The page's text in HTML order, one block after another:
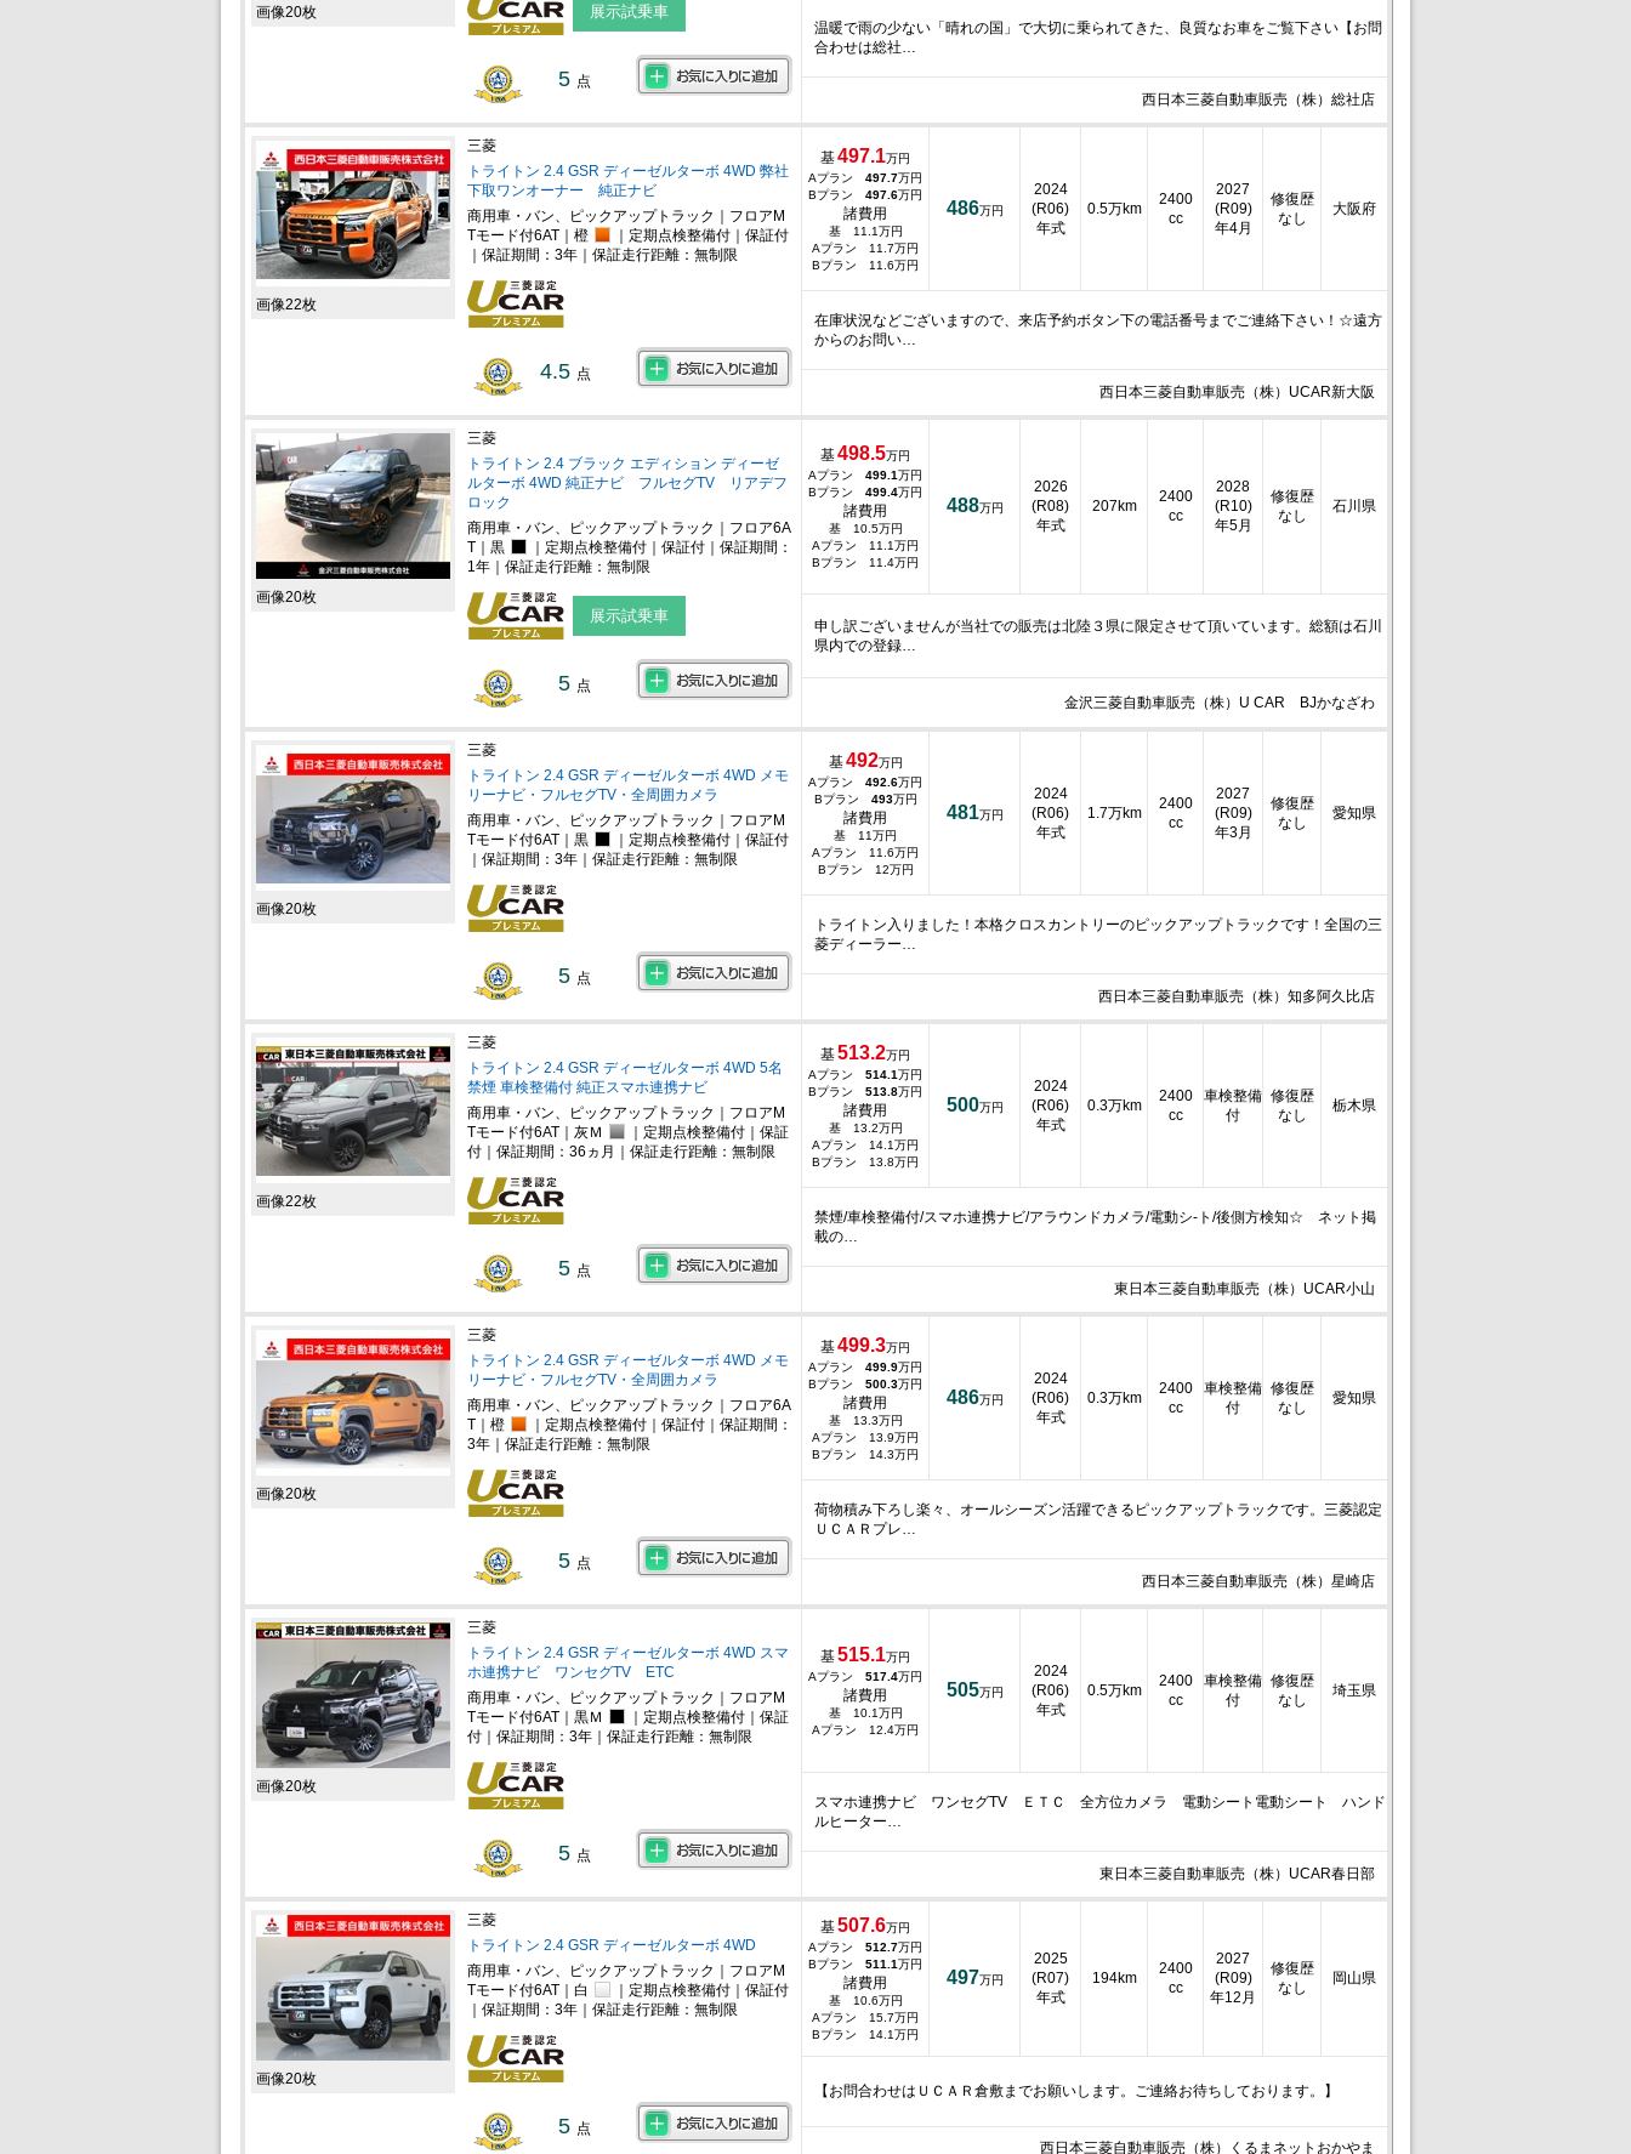
画像20枚 展示試乗車
5 点
温暖で雨の少ない「晴れの国」で大切に乗られてきた、良質なお車をご覧下さい【お問
合わせは総社…
西日本三菱自動車販売（株）総社店
画像22枚
三菱
トライトン 2.4 GSR ディーゼルターボ 4WD 弊社
下取ワンオーナー 純正ナビ
商用車・バン、ピックアップトラック｜フロアM
Tモード付6AT｜橙
｜定期点検整備付｜保証付
｜保証期間：3年｜保証走行距離：無制限
4.5 点
基497.1万円
Aプラン 497.7万円
Bプラン 497.6万円
諸費用
基 11.1万円
Aプラン 11.7万円
Bプラン 11.6万円
486万円
2024
(R06)
年式
0.5万km
2400
cc
2027
(R09)
年4月
修復歴
なし
大阪府
在庫状況などございますので、来店予約ボタン下の電話番号までご連絡下さい！☆遠方
からのお問い…
西日本三菱自動車販売（株）UCAR新大阪
画像20枚
三菱
トライトン 2.4 ブラック エディション ディーゼ
ルターボ 4WD 純正ナビ フルセグTV リアデフ
ロック
商用車・バン、ピックアップトラック｜フロア6A
T｜黒
｜定期点検整備付｜保証付｜保証期間：
1年｜保証走行距離：無制限
展示試乗車
5 点
基498.5万円
Aプラン 499.1万円
Bプラン 499.4万円
諸費用
基 10.5万円
Aプラン 11.1万円
Bプラン 11.4万円
488万円
2026
(R08)
年式
207km
2400
cc
2028
(R10)
年5月
修復歴
なし
石川県
申し訳ございませんが当社での販売は北陸３県に限定させて頂いています。総額は石川
県内での登録…
金沢三菱自動車販売（株）U CAR BJかなざわ
画像20枚
三菱
トライトン 2.4 GSR ディーゼルターボ 4WD メモ
リーナビ・フルセグTV・全周囲カメラ
商用車・バン、ピックアップトラック｜フロアM
Tモード付6AT｜黒
｜定期点検整備付｜保証付
｜保証期間：3年｜保証走行距離：無制限
5 点
基492万円
Aプラン 492.6万円
Bプラン 493万円
諸費用
基 11万円
Aプラン 11.6万円
Bプラン 12万円
481万円
2024
(R06)
年式
1.7万km
2400
cc
2027
(R09)
年3月
修復歴
なし
愛知県
トライトン入りました！本格クロスカントリーのピックアップトラックです！全国の三
菱ディーラー…
西日本三菱自動車販売（株）知多阿久比店
画像22枚
三菱
トライトン 2.4 GSR ディーゼルターボ 4WD 5名
禁煙 車検整備付 純正スマホ連携ナビ
商用車・バン、ピックアップトラック｜フロアM
Tモード付6AT｜灰Ｍ
｜定期点検整備付｜保証
付｜保証期間：36ヵ月｜保証走行距離：無制限
5 点
基513.2万円
Aプラン 514.1万円
Bプラン 513.8万円
諸費用
基 13.2万円
Aプラン 14.1万円
Bプラン 13.8万円
500万円
2024
(R06)
年式
0.3万km
2400
cc
車検整備
付
修復歴
なし
栃木県
禁煙/車検整備付/スマホ連携ナビ/アラウンドカメラ/電動シ-ト/後側方検知☆ ネット掲
載の…
東日本三菱自動車販売（株）UCAR小山
画像20枚
三菱
トライトン 2.4 GSR ディーゼルターボ 4WD メモ
リーナビ・フルセグTV・全周囲カメラ
商用車・バン、ピックアップトラック｜フロア6A
T｜橙
｜定期点検整備付｜保証付｜保証期間：
3年｜保証走行距離：無制限
5 点
基499.3万円
Aプラン 499.9万円
Bプラン 500.3万円
諸費用
基 13.3万円
Aプラン 13.9万円
Bプラン 14.3万円
486万円
2024
(R06)
年式
0.3万km
2400
cc
車検整備
付
修復歴
なし
愛知県
荷物積み下ろし楽々、オールシーズン活躍できるピックアップトラックです。三菱認定
ＵＣＡＲプレ…
西日本三菱自動車販売（株）星崎店
画像20枚
三菱
トライトン 2.4 GSR ディーゼルターボ 4WD スマ
ホ連携ナビ ワンセグTV ETC
商用車・バン、ピックアップトラック｜フロアM
Tモード付6AT｜黒Ｍ
｜定期点検整備付｜保証
付｜保証期間：3年｜保証走行距離：無制限
5 点
基515.1万円
Aプラン 517.4万円
諸費用
基 10.1万円
Aプラン 12.4万円
505万円
2024
(R06)
年式
0.5万km
2400
cc
車検整備
付
修復歴
なし
埼玉県
スマホ連携ナビ ワンセグTV ＥＴＣ 全方位カメラ 電動シート電動シート ハンド
ルヒーター…
東日本三菱自動車販売（株）UCAR春日部
画像20枚
三菱
トライトン 2.4 GSR ディーゼルターボ 4WD
商用車・バン、ピックアップトラック｜フロアM
Tモード付6AT｜白
｜定期点検整備付｜保証付
｜保証期間：3年｜保証走行距離：無制限
5 点
基507.6万円
Aプラン 512.7万円
Bプラン 511.1万円
諸費用
基 10.6万円
Aプラン 15.7万円
Bプラン 14.1万円
497万円
2025
(R07)
年式
194km
2400
cc
2027
(R09)
年12月
修復歴
なし
岡山県
【お問合わせはＵＣＡＲ倉敷までお願いします。ご連絡お待ちしております。】
西日本三菱自動車販売（株）くるまネットおかやま